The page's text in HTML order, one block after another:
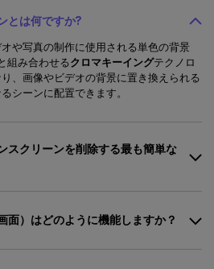
とは何ですか?
や写真の制作に使用される単色の背景
組み合わせるクロマキーイングテクノロ
、画像やビデオの背景に置き換えられる
シーンに配置できます。
スクリーンを削除する最も簡単な
面）はどのように機能しますか？